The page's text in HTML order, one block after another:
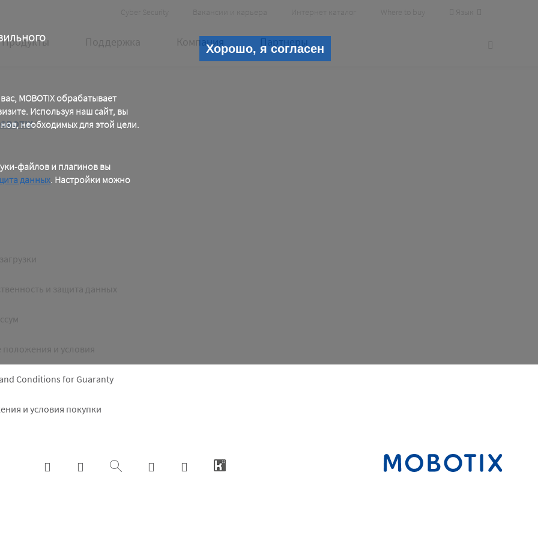
MOBOTIX обрабатывает
Используя наш сайт, вы
необходимых для этой цели.
файлов и плагинов вы
данных. Настройки можно
Хорошо, я согласен
Header
Meta
Cyber Security Вакансии и карьера Интернет каталог Where to buy Язык
Продукты Поддержка Компания Партнеры
*
и защита данных
и условия
Conditions for Guaranty
и условия покупки